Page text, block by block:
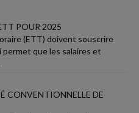
POUR 2025
(ETT) doivent souscrire
que les salaires et
CONVENTIONNELLE DE